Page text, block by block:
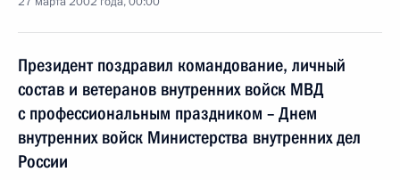
Президент поздравил командование, личный
состав и ветеранов внутренних войск МВД
с профессиональным праздником – Днем
внутренних войск Министерства внутренних дел
России